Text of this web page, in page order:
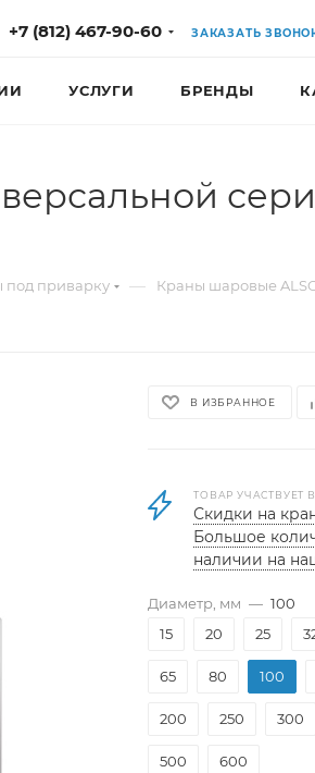
+7 (812) 467-90-60 ЗАКАЗАТЬ
УСЛУГИ БРЕНДЫ
приварку — Краны шаровые
В ИЗБРАННОЕ
ТОВАР УЧАСТВУЕТ
Скидки на
Большое
наличии на
Диаметр, мм — 100
15
20 25
65 80 100
200 250 300
500 600